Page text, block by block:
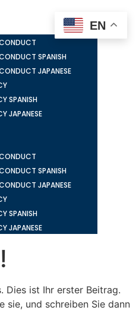
SPANISH
JAPANESE
SPANISH
JAPANESE
SPANISH
JAPANESE
SPANISH
JAPANESE
Dies ist Ihr erster Beitrag.
sie, und schreiben Sie dann
EN